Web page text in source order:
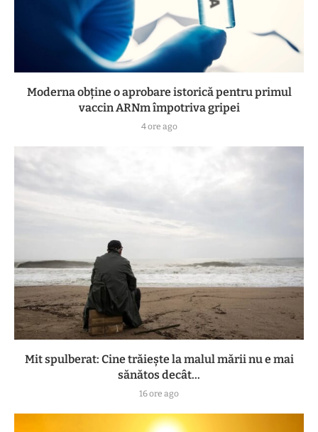
Moderna obține o aprobare istorică pentru primul
vaccin ARNm împotriva gripei
4 ore ago
Mit spulberat: Cine trăiește la malul mării nu e mai
sănătos decât...
16 ore ago